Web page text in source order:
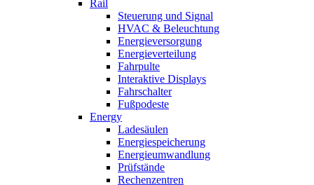
Rail
Steuerung und Signal
HVAC & Beleuchtung
Energieversorgung
Energieverteilung
Fahrpulte
Interaktive Displays
Fahrschalter
Fußpodeste
Energy
Ladesäulen
Energiespeicherung
Energieumwandlung
Prüfstände
Rechenzentren